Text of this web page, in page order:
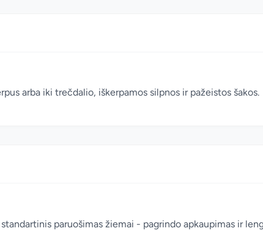
arba iki trečdalio, iškerpamos silpnos ir pažeistos šakos.
paruošimas žiemai - pagrindo apkaupimas ir